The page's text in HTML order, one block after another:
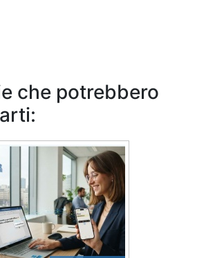
che potrebbero